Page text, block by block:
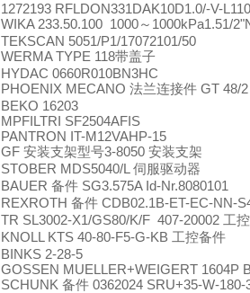
1272193 RFLDON331DAK10D1.0/-V-
WIKA 233.50.100 1000～ 1000kPa1.51/
TEKSCAN 5051/P1/17072101/50
WERMA TYPE 118带盖子
HYDAC 0660R010BN3HC
PHOENIX MECANO 法兰连接件 GT 48/2
BEKO 16203
MPFILTRI SF2504AFIS
PANTRON IT-M12VAHP-15
GF 安装支架型号3-8050 安装支架
STOBER MDS5040/L 伺服驱动器
BAUER 备件 SG3.575A Id-Nr.8080101
REXROTH 备件 CDB02.1B-ET-EC-NN-
TR SL3002-X1/GS80/K/F 407-20002 工
KNOLL KTS 40-80-F5-G-KB 工控备件
BINKS 2-28-5
GOSSEN MUELLER+WEIGERT 1604P
SCHUNK 备件 0362024 SRU+35-W-180-